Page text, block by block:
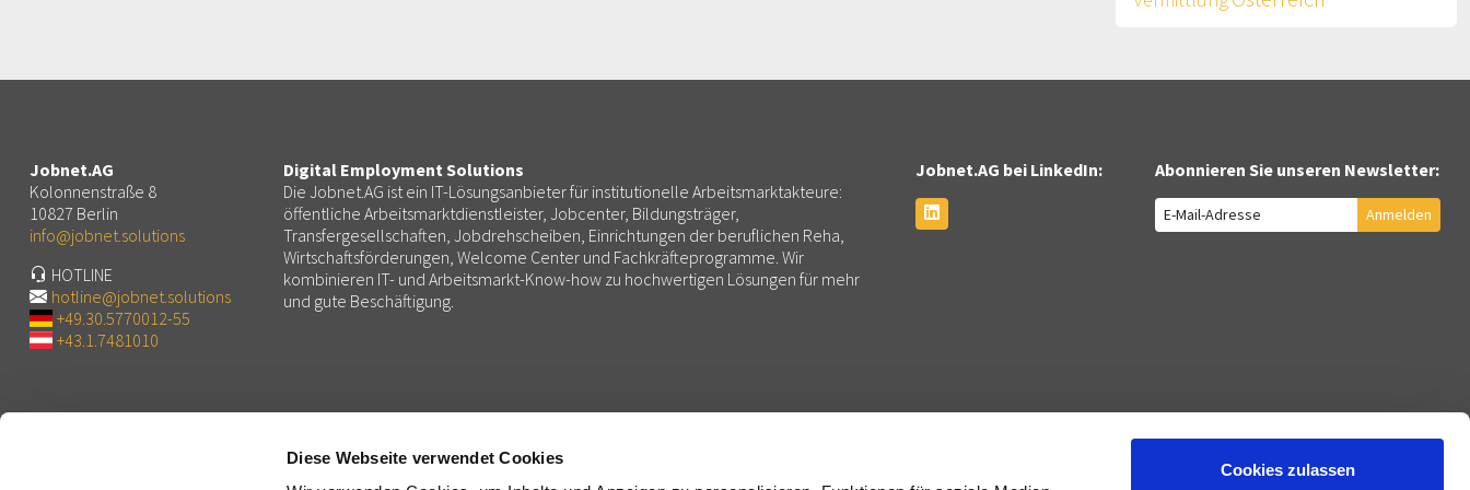
Diese Webseite verwendet Cookies
Cookies zulassen
Jobnet.AG
Kolonnenstraße 8
10827 Berlin
info@jobnet.solutions
HOTLINE
hotline@jobnet.solutions
+49.30.5770012-55
+43.1.7481010
Digital Employment Solutions
Die Jobnet.AG ist ein IT-Lösungsanbieter für institutionelle Arbeitsmarktakteure:
öffentliche Arbeitsmarktdienstleister, Jobcenter, Bildungsträger,
Transfergesellschaften, Jobdrehscheiben, Einrichtungen der beruflichen Reha,
Wirtschaftsförderungen, Welcome Center und Fachkräfteprogramme. Wir
kombinieren IT- und Arbeitsmarkt-Know-how zu hochwertigen Lösungen für mehr
und gute Beschäftigung.
Jobnet.AG bei LinkedIn: Abonnieren Sie unseren Newsletter:
Anmelden
Plattformen für Arbeit, Personal und Bildung
Potenzialdiagnostik, Erwerbsfähigkeit, Eignungsdiagnostik
Beratung und Projektmanagement
Training und Coaching: Jobnet.Academy
Bildungsträger